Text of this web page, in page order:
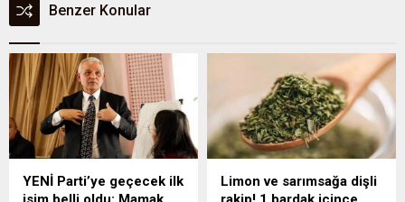
Benzer Konular
YENİ Parti’ye geçecek ilk
Limon ve sarımsağa dişli